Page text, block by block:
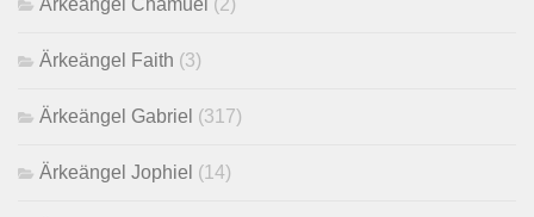
Ärkeängel Chamuel (2)
Ärkeängel Faith (3)
Ärkeängel Gabriel (317)
Ärkeängel Jophiel (14)